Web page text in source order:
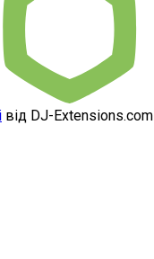
від DJ-Extensions.com